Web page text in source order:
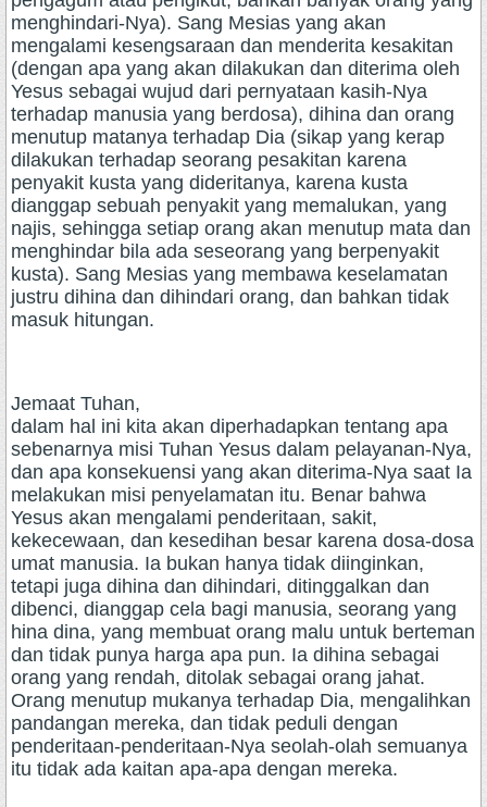
menghindari-Nya). Sang Mesias yang akan
mengalami kesengsaraan dan menderita kesakitan
(dengan apa yang akan dilakukan dan diterima oleh
Yesus sebagai wujud dari pernyataan kasih-Nya
terhadap manusia yang berdosa), dihina dan orang
menutup matanya terhadap Dia (sikap yang kerap
dilakukan terhadap seorang pesakitan karena
penyakit kusta yang dideritanya, karena kusta
dianggap sebuah penyakit yang memalukan, yang
najis, sehingga setiap orang akan menutup mata dan
menghindar bila ada seseorang yang berpenyakit
kusta). Sang Mesias yang membawa keselamatan
justru dihina dan dihindari orang, dan bahkan tidak
masuk hitungan.
Jemaat Tuhan,
dalam hal ini kita akan diperhadapkan tentang apa
sebenarnya misi Tuhan Yesus dalam pelayanan-Nya,
dan apa konsekuensi yang akan diterima-Nya saat Ia
melakukan misi penyelamatan itu. Benar bahwa
Yesus akan mengalami penderitaan, sakit,
kekecewaan, dan kesedihan besar karena dosa-dosa
umat manusia. Ia bukan hanya tidak diinginkan,
tetapi juga dihina dan dihindari, ditinggalkan dan
dibenci, dianggap cela bagi manusia, seorang yang
hina dina, yang membuat orang malu untuk berteman
dan tidak punya harga apa pun. Ia dihina sebagai
orang yang rendah, ditolak sebagai orang jahat.
Orang menutup mukanya terhadap Dia, mengalihkan
pandangan mereka, dan tidak peduli dengan
penderitaan-penderitaan-Nya seolah-olah semuanya
itu tidak ada kaitan apa-apa dengan mereka.